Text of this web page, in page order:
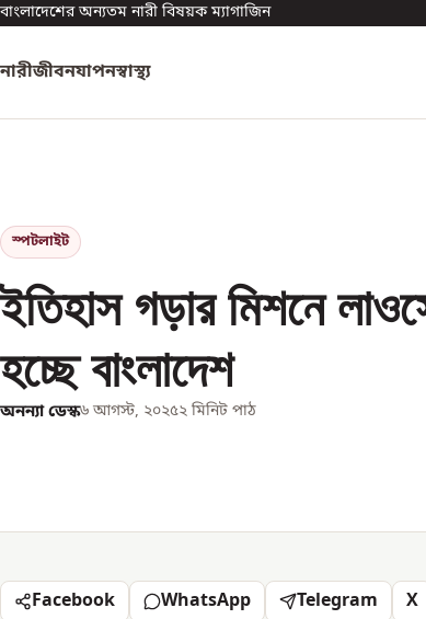
বাংলাদেশের অন্যতম নারী বিষয়ক ম্যাগাজিন
নারীজীবনযাপনস্বাস্থ্য
স্পটলাইট
ইতিহাস গড়ার মিশনে
হচ্ছে বাংলাদেশ
অনন্যা ডেস্ক৬ আগস্ট, ২০২৫২ মিনিট পাঠ
Facebook WhatsApp Telegram X